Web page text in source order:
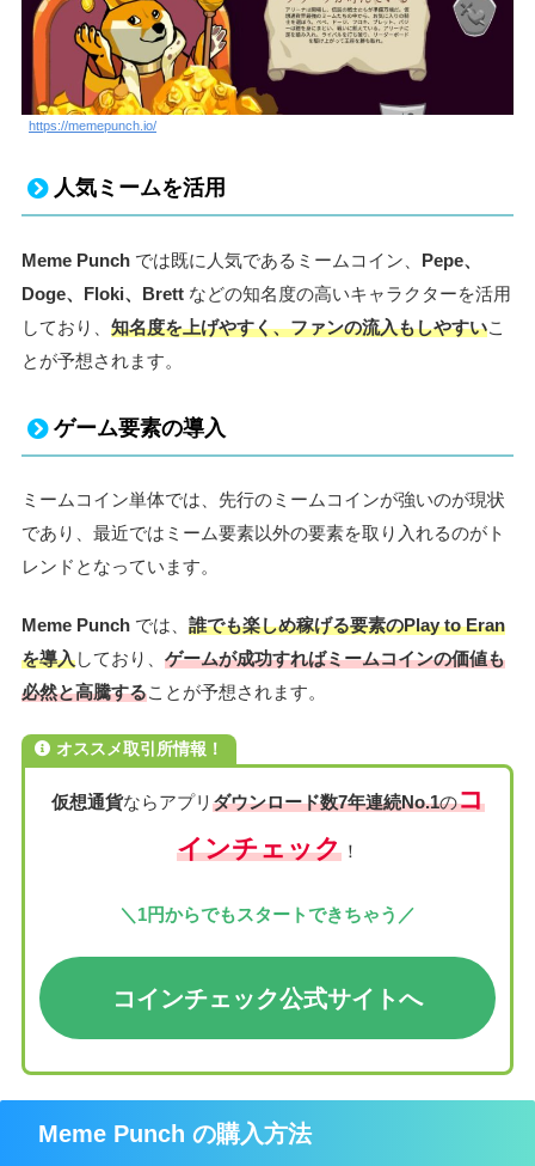
https://memepunch.io/
人気ミームを活用
Meme Punch では既に人気であるミームコイン、 Pepe、
Doge、Floki、Brett などの知名度の高いキャラクターを活用
しており、 知名度を上げやすく、ファンの流入もしやすいこ
とが予想されます。
ゲーム要素の導入
ミームコイン単体では、先行のミームコインが強いのが現状
であり、最近ではミーム要素以外の要素を取り入れるのがト
レンドとなっています。
Meme Punch では、 誰でも楽しめ稼げる要素のPlay to Eran
を導入しており、 ゲームが成功すればミームコインの価値も
必然と高騰することが予想されます。
オススメ取引所情報！
仮想通貨ならアプリ ダウンロード数7年連続No.1のコ
インチェック！
＼1円からでもスタートできちゃう／
コインチェック公式サイトへ
Meme Punch の購入方法